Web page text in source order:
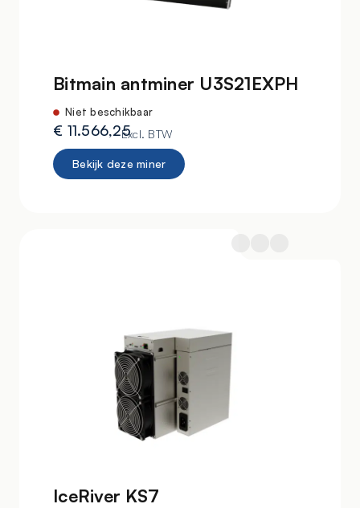
Bitmain antminer U3S21EXPH
Niet beschikbaar
€ 11.566,25Excl. BTW
Bekijk deze miner
IceRiver KS7